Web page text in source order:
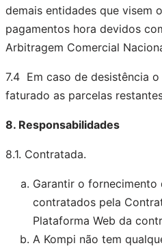
demais entidades que visem
pagamentos hora devidos
Arbitragem Comercial
7.4 Em caso de desistência
faturado as parcelas
8. Responsabilidades
8.1. Contratada.
Garantir o
contratados pela
Plataforma Web da
A Kompi não tem